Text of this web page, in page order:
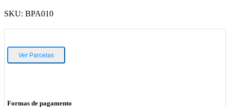
SKU: BPA010
Ver Parcelas
Formas de pagamento